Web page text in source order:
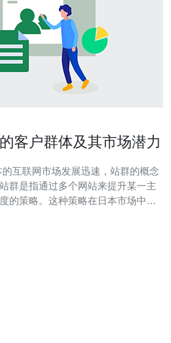
客户群体及其市场潜力
群是指通过多个网站来提升某一主
的策略。这种策略在日本市场中尤